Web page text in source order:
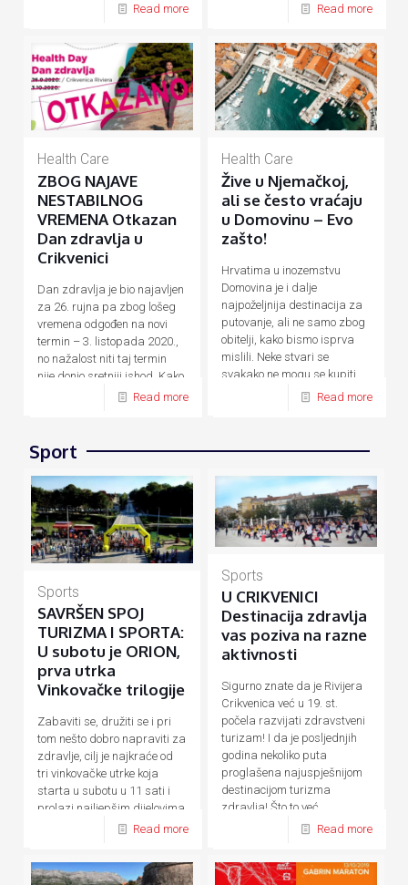
Read more Read more
Health Care
ZBOG NAJAVE
NESTABILNOG
VREMENA Otkazan
Dan zdravlja u
Crikvenici
Dan zdravlja je bio najavljen
za 26. rujna pa zbog lošeg
vremena odgođen na novi
termin – 3. listopada 2020.,
no nažalost niti taj termin
nije donio sretniji ishod. Kako
Read more
Health Care
Žive u Njemačkoj,
ali se često vraćaju
u Domovinu – Evo
zašto!
Hrvatima u inozemstvu
Domovina je i dalje
najpoželjnija destinacija za
putovanje, ali ne samo zbog
obitelji, kako bismo isprva
mislili. Neke stvari se
svakako ne mogu se kupiti
Read more
Sport
Sports
SAVRŠEN SPOJ
TURIZMA I SPORTA:
U subotu je ORION,
prva utrka
Vinkovačke trilogije
Zabaviti se, družiti se i pri
tom nešto dobro napraviti za
zdravlje, cilj je najkraće od
tri vinkovačke utrke koja
starta u subotu u 11 sati i
prolazi najljepšim dijelovima
Read more
Sports
U CRIKVENICI
Destinacija zdravlja
vas poziva na razne
aktivnosti
Sigurno znate da je Rivijera
Crikvenica već u 19. st.
počela razvijati zdravstveni
turizam! I da je posljednjih
godina nekoliko puta
proglašena najuspješnijom
destinacijom turizma
zdravlja! Što to već
[…] Read more